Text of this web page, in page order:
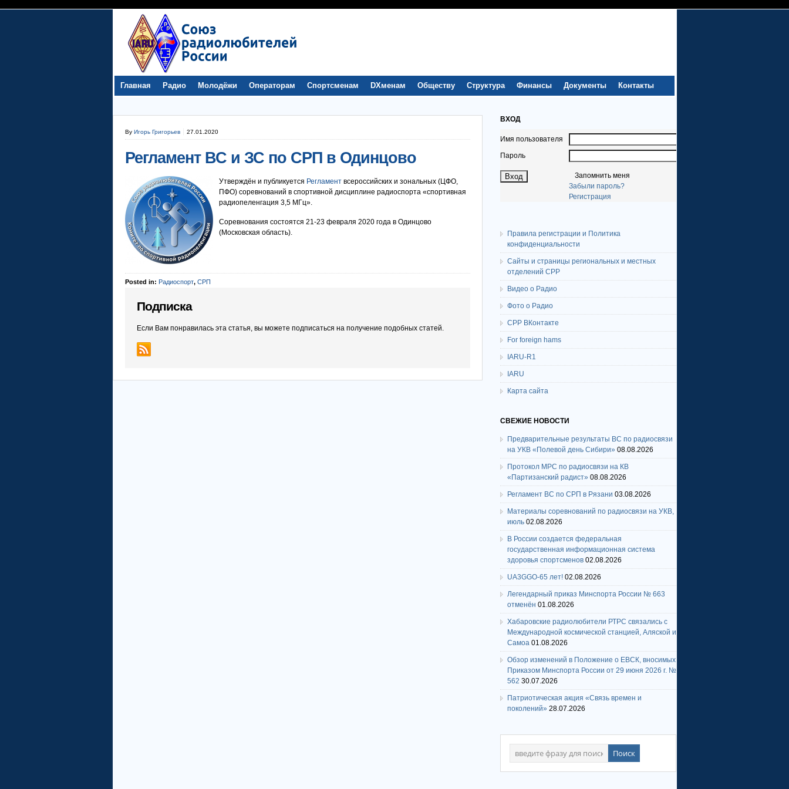
Главная Радио Молодёжи Операторам Спортсменам DXменам Обществу Структура Финансы Документы Контакты
By Игорь Григорьев 27.01.2020
Регламент ВС и ЗС по СРП в Одинцово
Утверждён и публикуется Регламент всероссийских и зональных (ЦФО,
ПФО) соревнований в спортивной дисциплине радиоспорта «спортивная
радиопеленгация 3,5 МГц».
Соревнования состоятся 21-23 февраля 2020 года в Одинцово
(Московская область).
Posted in: Радиоспорт, СРП
Подписка
Если Вам понравилась эта статья, вы можете подписаться на получение подобных статей.
ВХОД
Имя пользователя
Пароль
Запомнить меня
Забыли пароль?
Регистрация
Правила регистрации и Политика
конфиденциальности
Сайты и страницы региональных и местных
отделений СРР
Видео о Радио
Фото о Радио
СРР ВКонтакте
For foreign hams
IARU-R1
IARU
Карта сайта
СВЕЖИЕ НОВОСТИ
Предварительные результаты ВС по радиосвязи
на УКВ «Полевой день Сибири» 08.08.2026
Протокол МРС по радиосвязи на КВ
«Партизанский радист» 08.08.2026
Регламент ВС по СРП в Рязани 03.08.2026
Материалы соревнований по радиосвязи на УКВ,
июль 02.08.2026
В России создается федеральная
государственная информационная система
здоровья спортсменов 02.08.2026
UA3GGO-65 лет! 02.08.2026
Легендарный приказ Минспорта России № 663
отменён 01.08.2026
Хабаровские радиолюбители РТРС связались с
Международной космической станцией, Аляской и
Самоа 01.08.2026
Обзор изменений в Положение о ЕВСК, вносимых
Приказом Минспорта России от 29 июня 2026 г. №
562 30.07.2026
Патриотическая акция «Связь времен и
поколений» 28.07.2026